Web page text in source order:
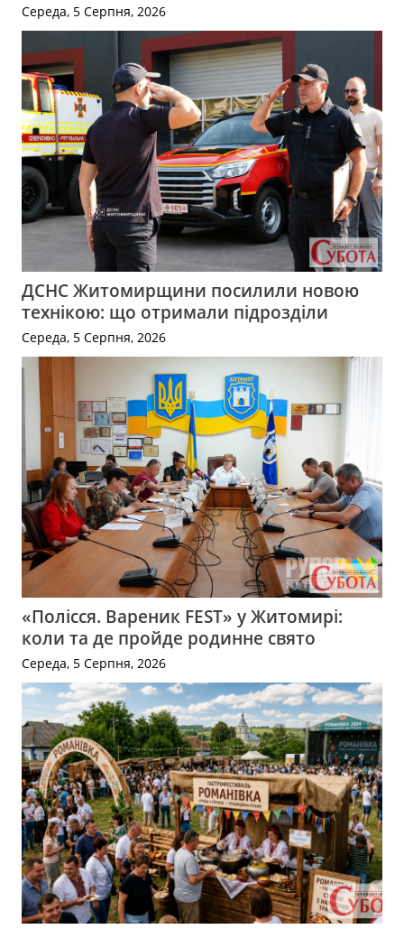
Середа, 5 Серпня, 2026
ДСНС Житомирщини посилили новою
технікою: що отримали підрозділи
Середа, 5 Серпня, 2026
«Полісся. Вареник FEST» у Житомирі:
коли та де пройде родинне свято
Середа, 5 Серпня, 2026